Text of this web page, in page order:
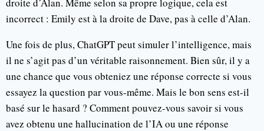
incorrect : Emily est à la droite de Dave, pas à celle d’Alan.
Une fois de plus, ChatGPT peut simuler l’intelligence, mais
il ne s’agit pas d’un véritable raisonnement. Bien sûr, il y a
une chance que vous obteniez une réponse correcte si vous
essayez la question par vous-même. Mais le bon sens est-il
basé sur le hasard ? Comment pouvez-vous savoir si vous
avez obtenu une hallucination de l’IA ou une réponse